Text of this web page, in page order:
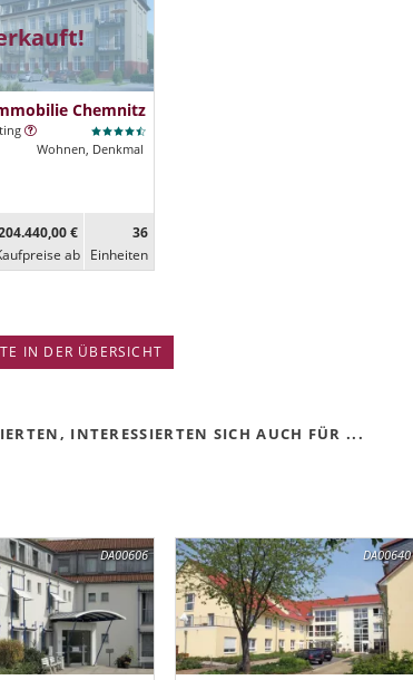
Chemnitz
Wohnen, Denkmal
€
ab
36
Ein­heiten
IN DER ÜBERSICHT
INTERESSIERTEN SICH AUCH FÜR ...
DA00606 DA00640